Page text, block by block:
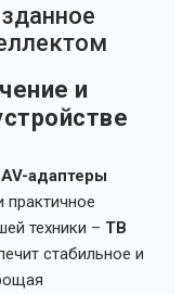
и
адаптеры
техники – ТВ
стабильное и